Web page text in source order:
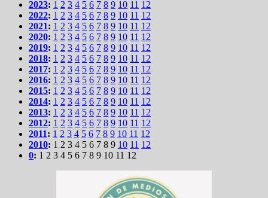
2023: 1 2 3 4 5 6 7 8 9 10 11 12
2022: 1 2 3 4 5 6 7 8 9 10 11 12
2021: 1 2 3 4 5 6 7 8 9 10 11 12
2020: 1 2 3 4 5 6 7 8 9 10 11 12
2019: 1 2 3 4 5 6 7 8 9 10 11 12
2018: 1 2 3 4 5 6 7 8 9 10 11 12
2017: 1 2 3 4 5 6 7 8 9 10 11 12
2016: 1 2 3 4 5 6 7 8 9 10 11 12
2015: 1 2 3 4 5 6 7 8 9 10 11 12
2014: 1 2 3 4 5 6 7 8 9 10 11 12
2013: 1 2 3 4 5 6 7 8 9 10 11 12
2012: 1 2 3 4 5 6 7 8 9 10 11 12
2011: 1 2 3 4 5 6 7 8 9 10 11 12
2010: 1 2 3 4 5 6 7 8 9 10 11 12
0: 1 2 3 4 5 6 7 8 9 10 11 12